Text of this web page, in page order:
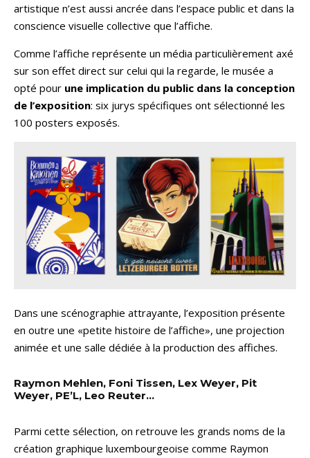
artistique n’est aussi ancrée dans l’espace public et dans la
conscience visuelle collective que l’affiche.
Comme l’affiche représente un média particulièrement axé
sur son effet direct sur celui qui la regarde, le musée a
opté pour une implication du public dans la conception
de l’exposition: six jurys spécifiques ont sélectionné les
100 posters exposés.
Dans une scénographie attrayante, l’exposition présente
en outre une «petite histoire de l’affiche», une projection
animée et une salle dédiée à la production des affiches.
Raymon Mehlen, Foni Tissen, Lex Weyer, Pit
Weyer, PE’L, Leo Reuter…
Parmi cette sélection, on retrouve les grands noms de la
création graphique luxembourgeoise comme Raymon